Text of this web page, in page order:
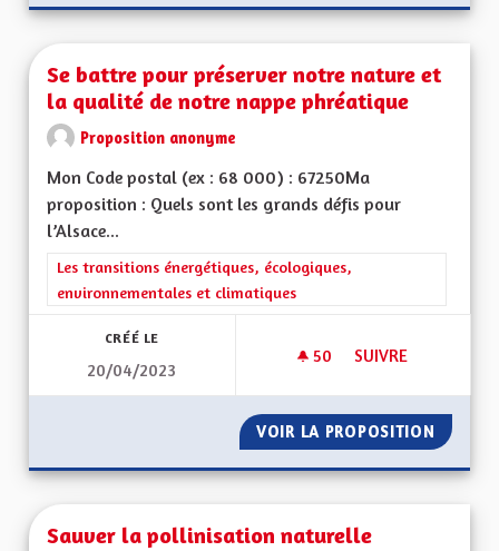
Se battre pour préserver notre nature et
la qualité de notre nappe phréatique
Proposition anonyme
Mon Code postal (ex : 68 000) : 67250Ma
proposition : Quels sont les grands défis pour
l’Alsace...
Filtrer les résultats de la catégorie : Les transitions
Les transitions énergétiques, écologiques,
environnementales et climatiques
CRÉÉ LE
20/04/2023
50 50 ABONNÉS
SUIVRE
VOIR LA PROPOSITION SE
Sauver la pollinisation naturelle